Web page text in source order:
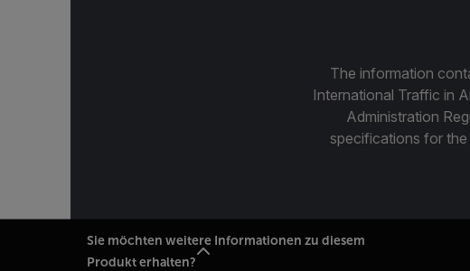
The information
International Traffic in
Administration
specifications for
Sie möchten weitere Informationen zu diesem
Produkt erhalten?